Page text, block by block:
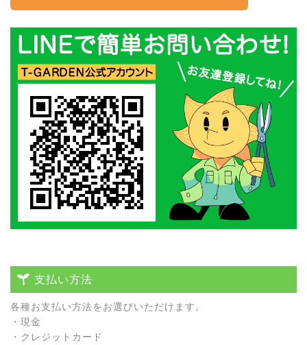
支払い方法
各種お⽀払い⽅法をお選びいただけます。
・現⾦
・クレジットカード